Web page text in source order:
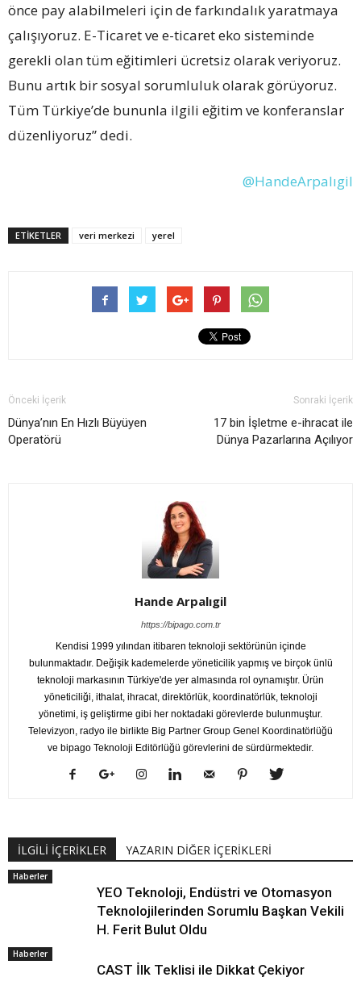
önce pay alabilmeleri için de farkındalık yaratmaya
çalışıyoruz. E-Ticaret ve e-ticaret eko sisteminde
gerekli olan tüm eğitimleri ücretsiz olarak veriyoruz.
Bunu artık bir sosyal sorumluluk olarak görüyoruz.
Tüm Türkiye’de bununla ilgili eğitim ve konferanslar
düzenliyoruz” dedi.
@HandeArpalıgil
ETİKETLER veri merkezi yerel
Önceki İçerik
Dünya’nın En Hızlı Büyüyen
Operatörü
Sonraki İçerik
17 bin İşletme e-ihracat ile
Dünya Pazarlarına Açılıyor
Hande Arpalıgil
https://bipago.com.tr
Kendisi 1999 yılından itibaren teknoloji sektörünün içinde
bulunmaktadır. Değişik kademelerde yöneticilik yapmış ve birçok ünlü
teknoloji markasının Türkiye'de yer almasında rol oynamıştır. Ürün
yöneticiliği, ithalat, ihracat, direktörlük, koordinatörlük, teknoloji
yönetimi, iş geliştirme gibi her noktadaki görevlerde bulunmuştur.
Televizyon, radyo ile birlikte Big Partner Group Genel Koordinatörlüğü
ve bipago Teknoloji Editörlüğü görevlerini de sürdürmektedir.
İLGİLİ İÇERİKLER YAZARIN DİĞER İÇERİKLERİ
Haberler
YEO Teknoloji, Endüstri ve Otomasyon
Teknolojilerinden Sorumlu Başkan Vekili
H. Ferit Bulut Oldu
Haberler
CAST İlk Teklisi ile Dikkat Çekiyor